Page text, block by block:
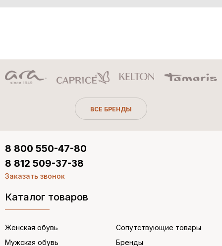
ВСЕ БРЕНДЫ
Каталог товаров
Женская обувь
Мужская обувь
Сопутствующие товары
Бренды
8 800 550-47-80
8 812 509-37-38
Заказать звонок